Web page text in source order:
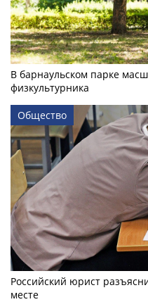
В барнаульском парке
физкультурника
Общество
Российский юрист
месте